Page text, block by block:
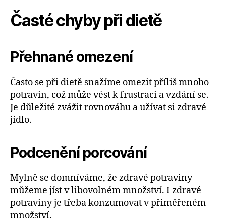
Časté chyby při dietě
Přehnané omezení
Často se při dietě snažíme omezit příliš mnoho
potravin, což může vést k frustraci a vzdání se.
Je důležité zvážit rovnováhu a užívat si zdravé
jídlo.
Podcenění porcování
Mylně se domníváme, že zdravé potraviny
můžeme jíst v libovolném množství. I zdravé
potraviny je třeba konzumovat v přiměřeném
množství.